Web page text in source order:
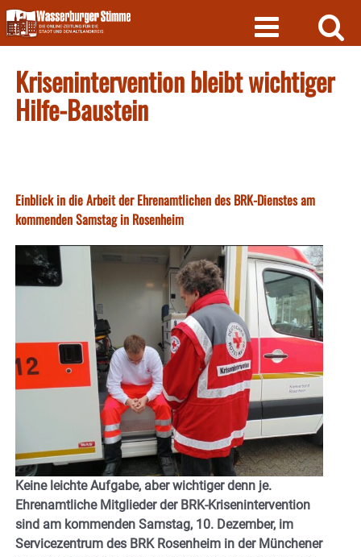
Skip
to
content
Krisenintervention bleibt wichtiger
Hilfe-Baustein
Einblick in die Arbeit der Ehrenamtlichen des BRK-Dienstes am
kommenden Samstag in Rosenheim
Keine leichte Aufgabe, aber wichtiger denn je.
Ehrenamtliche Mitglieder der BRK-Krisenintervention
sind am kommenden Samstag, 10. Dezember, im
Servicezentrum des BRK Rosenheim in der Münchener